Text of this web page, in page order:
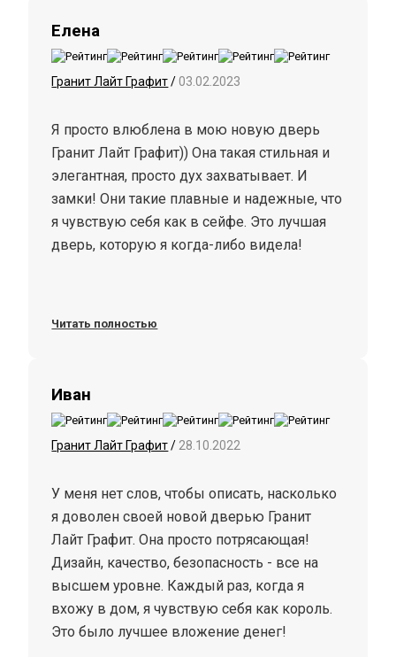
Елена
Гранит Лайт Графит/03.02.2023
Я просто влюблена в мою новую дверь
Гранит Лайт Графит)) Она такая стильная и
элегантная, просто дух захватывает. И
замки! Они такие плавные и надежные, что
я чувствую себя как в сейфе. Это лучшая
дверь, которую я когда-либо видела!
Читать полностью
Иван
Гранит Лайт Графит/ 28.10.2022
У меня нет слов, чтобы описать, насколько
я доволен своей новой дверью Гранит
Лайт Графит. Она просто потрясающая!
Дизайн, качество, безопасность - все на
высшем уровне. Каждый раз, когда я
вхожу в дом, я чувствую себя как король.
Это было лучшее вложение денег!